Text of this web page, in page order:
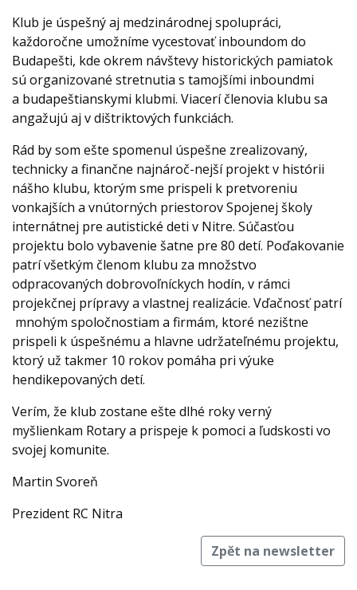
Klub je úspešný aj medzinárodnej spolupráci,
každoročne umožníme vycestovať inboundom do
Budapešti, kde okrem návštevy historických pamiatok
sú organizované stretnutia s tamojšími inboundmi
a budapeštianskymi klubmi. Viacerí členovia klubu sa
angažujú aj v dištriktových funkciách.
Rád by som ešte spomenul úspešne zrealizovaný,
technicky a finančne najnároč-nejší projekt v histórii
nášho klubu, ktorým sme prispeli k pretvoreniu
vonkajších a vnútorných priestorov Spojenej školy
internátnej pre autistické deti v Nitre. Súčasťou
projektu bolo vybavenie šatne pre 80 detí. Poďakovanie
patrí všetkým členom klubu za množstvo
odpracovaných dobrovoľníckych hodín, v rámci
projekčnej prípravy a vlastnej realizácie. Vďačnosť patrí
mnohým spoločnostiam a firmám, ktoré nezištne
prispeli k úspešnému a hlavne udržateľnému projektu,
ktorý už takmer 10 rokov pomáha pri výuke
hendikepovaných detí.
Verím, že klub zostane ešte dlhé roky verný
myšlienkam Rotary a prispeje k pomoci a ľudskosti vo
svojej komunite.
Martin Svoreň
Prezident RC Nitra
Zpět na newsletter